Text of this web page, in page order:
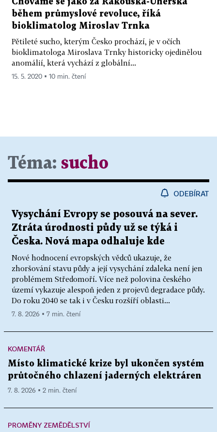
během průmyslové revoluce, říká
bioklimatolog Miroslav Trnka
Pětileté sucho, kterým Česko prochází, je v očích
bioklimatologa Miroslava Trnky historicky ojedinělou
anomálií, která vychází z globální...
15. 5. 2020 ▪ 10 min. čtení
Téma: sucho
ODEBÍRAT
Vysychání Evropy se posouvá na sever.
Ztráta úrodnosti půdy už se týká i
Česka. Nová mapa odhaluje kde
Nové hodnocení evropských vědců ukazuje, že
zhoršování stavu půdy a její vysychání zdaleka není jen
problémem Středomoří. Více než polovina českého
území vykazuje alespoň jeden z projevů degradace půdy.
Do roku 2040 se tak i v Česku rozšíří oblasti...
7. 8. 2026 ▪ 7 min. čtení
KOMENTÁŘ
Místo klimatické krize byl ukončen systém
průtočného chlazení jaderných elektráren
7. 8. 2026 ▪ 2 min. čtení
PROMĚNY ZEMĚDĚLSTVÍ